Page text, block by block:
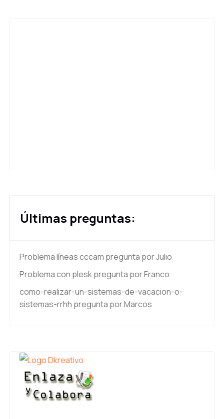
Últimas preguntas:
Problema líneas cccam pregunta por Julio
Problema con pleskpregunta por Franco
como-realizar-un-sistemas-de-vacacion-o-
sistemas-rrhh pregunta por Marcos